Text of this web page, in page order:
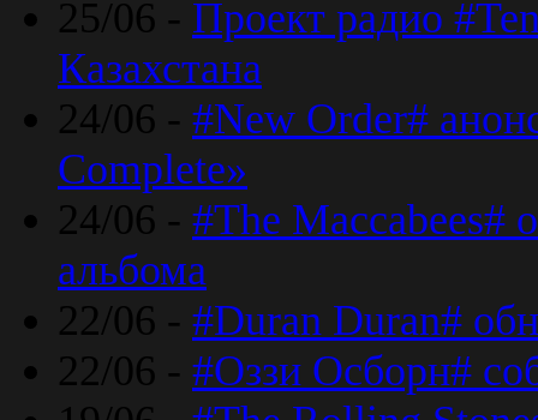
25/06 - Проект радио
Казахстана
24/06 - #New Order#
Complete»
24/06 - #The Maccabees#
альбома
22/06 - #Duran Duran#
22/06 - #Оззи Осборн#